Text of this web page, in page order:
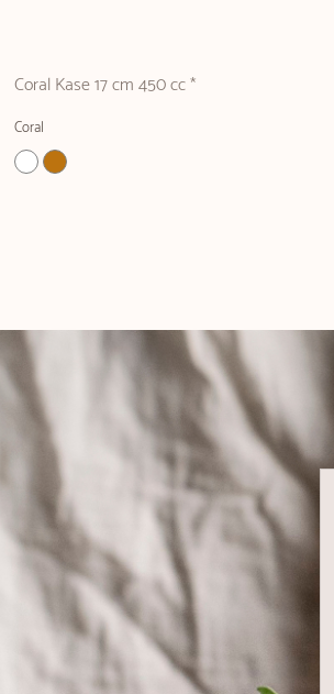
Coral Kase 17 cm 450 cc *
Coral